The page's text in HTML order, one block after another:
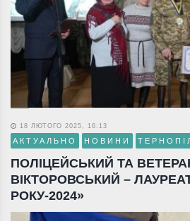
18 ЛЮТОГО 2025, 16:13
АКТУАЛЬНО НОВИНИ
ПОЛІЦЕЙСЬКИЙ ТА
ВІКТОРОВСЬКИЙ –
РОКУ-2024»